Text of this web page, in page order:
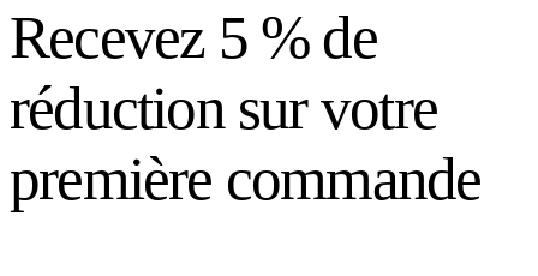
Recevez 5 % de
réduction sur votre
première commande